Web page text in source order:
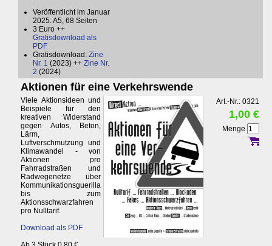
Veröffentlicht im Januar
2025. A5, 68 Seiten
3 Euro ++
Gratisdownload als
PDF
Gratisdownload: Zine
Nr. 1 (2023) ++ Zine Nr.
2 (2024)
Aktionen für eine Verkehrswende
Viele Aktionsideen und
Beispiele für den
kreativen Widerstand
gegen Autos, Beton,
Lärm,
Luftverschmutzung und
Klimawandel - von
Aktionen pro
Fahrradstraßen und
Radwegenetze über
Kommunikationsguerilla
bis zum
Aktionsschwarzfahren
pro Nulltarif.
Download als PDF
Art.-Nr.: 0321
1,00 €
Menge